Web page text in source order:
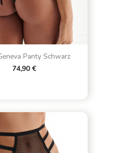
Panty Schwarz
74,90 €